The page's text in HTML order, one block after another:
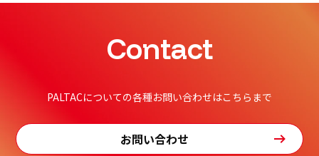
Contact
PALTACについての各種お問い合わせはこちらまで
お問い合わせ